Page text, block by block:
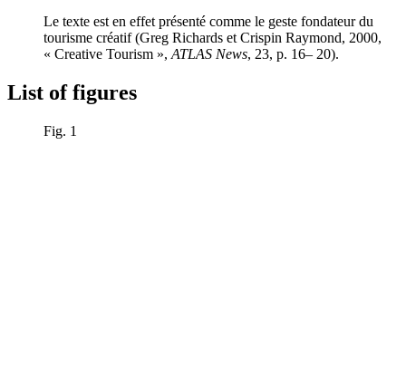
Le texte est en effet présenté comme le geste fondateur du
tourisme créatif (Greg Richards et Crispin Raymond, 2000,
« Creative Tourism », ATLAS News, 23, p. 16– 20).
List of figures
Fig. 1